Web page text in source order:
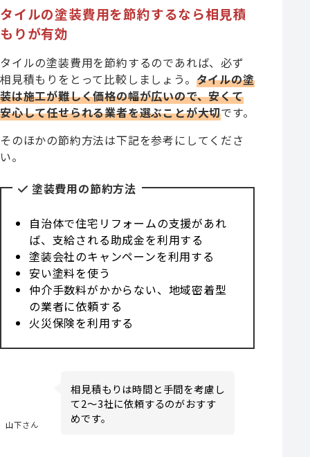
タイルの塗装費用を節約するなら相見積
もりが有効
タイルの塗装費用を節約するのであれば、必ず
相見積もりをとって比較しましょう。 タイルの塗
装は施工が難しく価格の幅が広いので、安くて
安心して任せられる業者を選ぶことが大切です。
そのほかの節約方法は下記を参考にしてくださ
い。
塗装費用の節約方法
自治体で住宅リフォームの支援があれ
ば、支給される助成金を利用する
塗装会社のキャンペーンを利用する
安い塗料を使う
仲介手数料がかからない、地域密着型
の業者に依頼する
火災保険を利用する
山下さん
相見積もりは時間と手間を考慮し
て2〜3社に依頼するのがおすす
めです。